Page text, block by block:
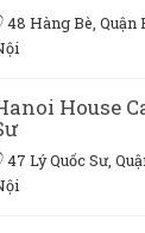
48 Hàng Bè, Quận
House
47 Lý Quốc Sư,